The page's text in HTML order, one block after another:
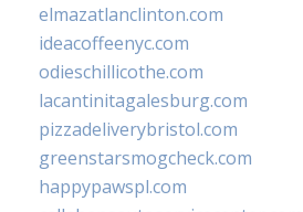
elmazatlanclinton.com
ideacoffeenyc.com
odieschillicothe.com
lacantinitagalesburg.com
pizzadeliverybristol.com
greenstarsmogcheck.com
happypawspl.com